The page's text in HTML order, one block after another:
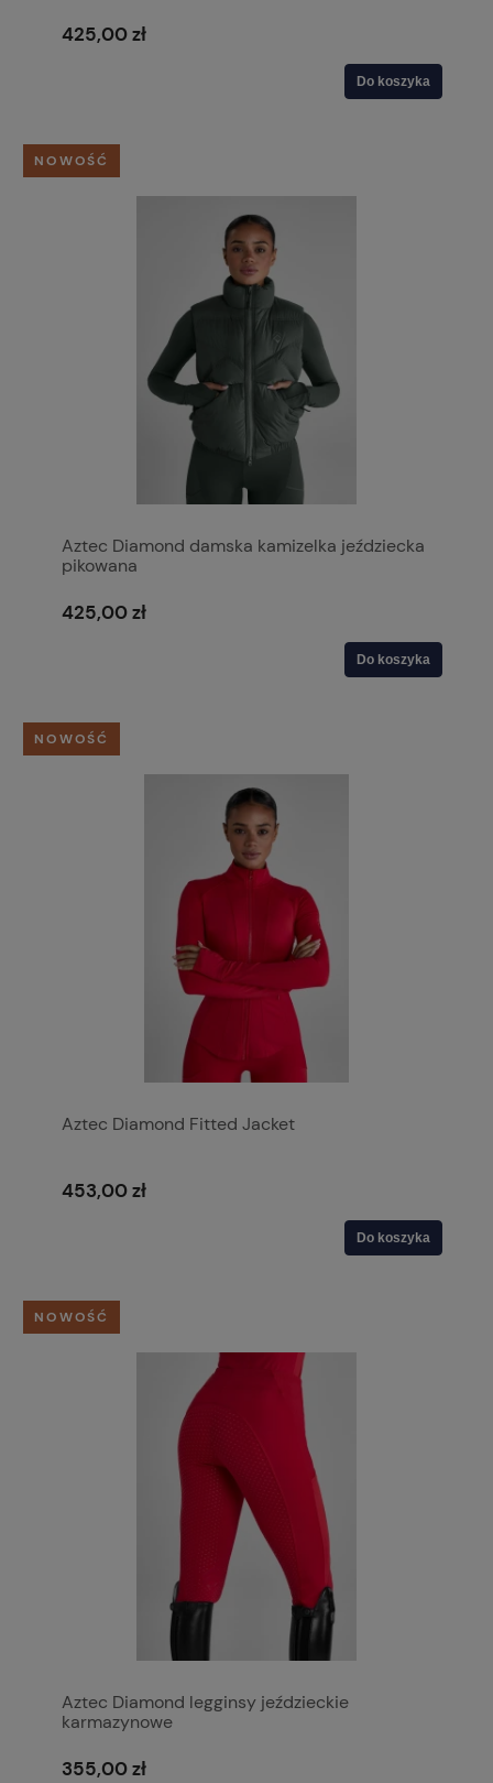
425,00 zł
Do koszyka
Aztec Diamond damska kamizelka jeździecka
pikowana
425,00 zł
Do koszyka
NOWOŚĆ
Aztec Diamond Fitted Jacket
453,00 zł
Do koszyka
NOWOŚĆ
Aztec Diamond legginsy jeździeckie
karmazynowe
355,00 zł
NOWOŚĆ